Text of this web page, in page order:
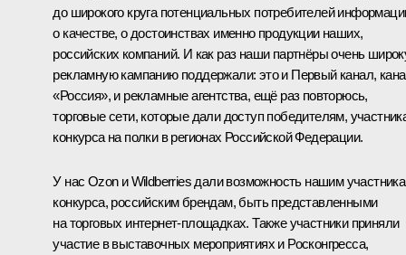
до широкого круга потенциальных потребителей
о качестве, о достоинствах именно продукции наших,
российских компаний. И как раз наши партнёры очень
рекламную кампанию поддержали: это и Первый канал,
«Россия», и рекламные агентства, ещё раз повторюсь,
торговые сети, которые дали доступ победителям,
конкурса на полки в регионах Российской Федерации.
У нас Ozon и Wildberries дали возможность нашим
конкурса, российским брендам, быть представленными
на торговых интернет-площадках. Также участники приняли
участие в выставочных мероприятиях и Росконгресса,